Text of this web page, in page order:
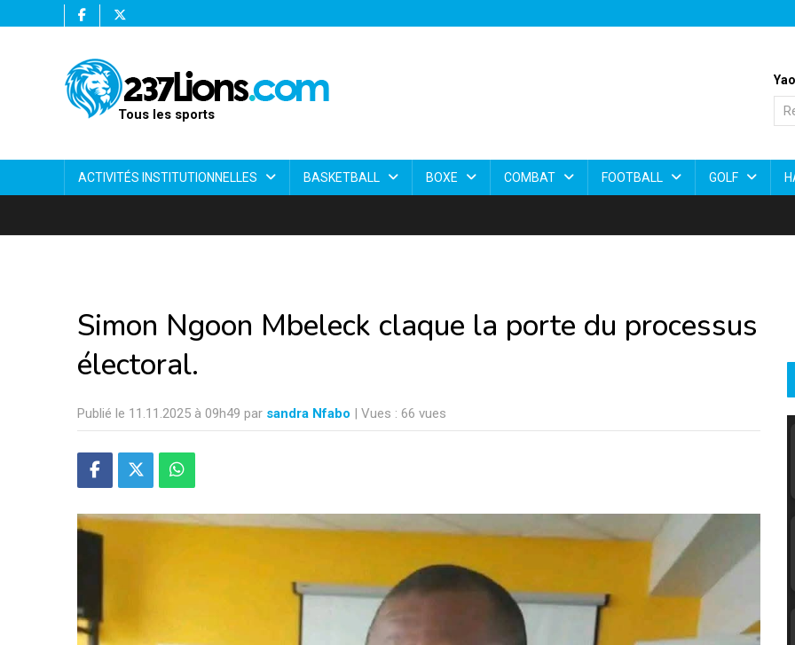
Tous les sports
ACTIVITÉS INSTITUTIONNELLES BASKETBALL BOXE COMBAT FOOTBALL GOLF
Simon Ngoon Mbeleck claque la porte du processus
électoral.
Publié le 11.11.2025 à 09h49 par sandra Nfabo | Vues : 66 vues